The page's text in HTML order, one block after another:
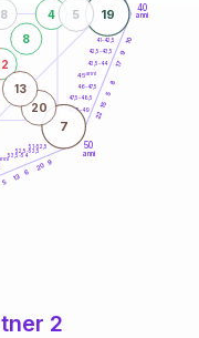
40
anni
50
anni
41-42,5
42,5-43,5
43,5-44
46-47,5
47,5-48,5
48,5-49
51-52,5
52,5-53,5
53,5-54
10
9
17
8
5
15
22
9
20
6
13
5
19
7
8
4 5
20
13
45anni
2